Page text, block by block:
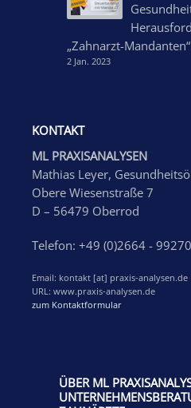
„Zahnarzt-
2 Jan. 2023
KONTAKT
ML PRAXISANALYSEN
Mathias Leyer,
Obere Wiesenstraße 7
D – 56479 Oberrod
Telefon: +49 (0)2664 -
Email: kontakt [at] praxis-analysen.de
URL: www.praxis-analysen.de
zum Kontaktformular
ÜBER ML